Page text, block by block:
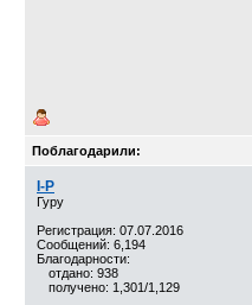
Поблагодарили:
I-P
Гуру
Регистрация: 07.07.2016
Сообщений: 6,194
Благодарности:
отдано: 938
получено: 1,301/1,129